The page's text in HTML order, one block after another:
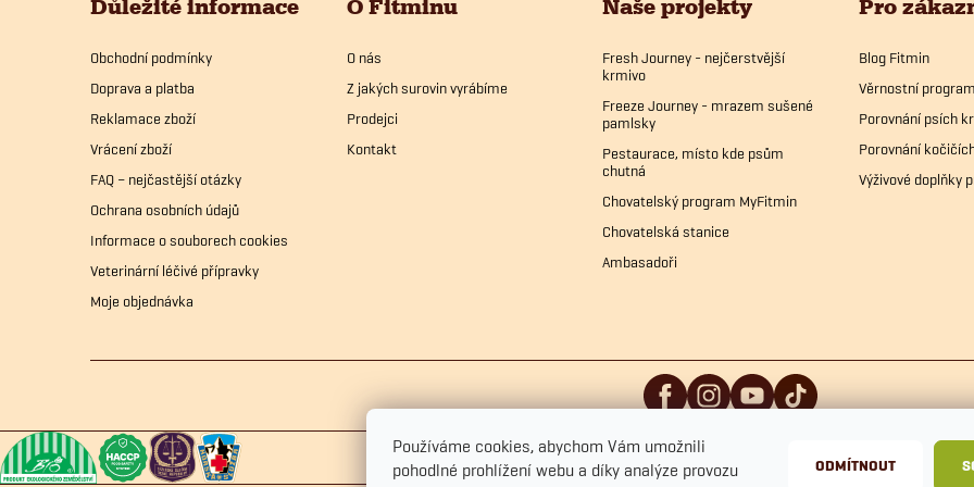
Používáme cookies, abychom Vám umožnili
pohodlné prohlížení webu a díky analýze provozu
ODMÍTNOUT
Důležité informace
Obchodní podmínky
Doprava a platba
Reklamace zboží
Vrácení zboží
FAQ – nejčastější otázky
Ochrana osobních údajů
Informace o souborech cookies
Veterinární léčivé přípravky
Moje objednávka
O Fitminu
O nás
Z jakých surovin vyrábíme
Prodejci
Kontakt
Naše projekty
Fresh Journey - nejčerstvější
krmivo
Freeze Journey - mrazem sušené
pamlsky
Pestaurace, místo kde psům
chutná
Chovatelský program MyFitmin
Chovatelská stanice
Ambasadoři
Pro
Blog Fitmin
Věrnostní program
Porovnání psích
Porovnání
Výživové doplňky